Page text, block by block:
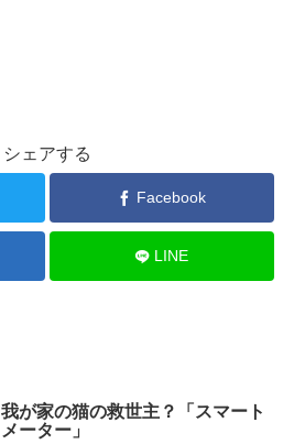
シェアする
Facebook
LINE
我が家の猫の救世主？「スマート
メーター」